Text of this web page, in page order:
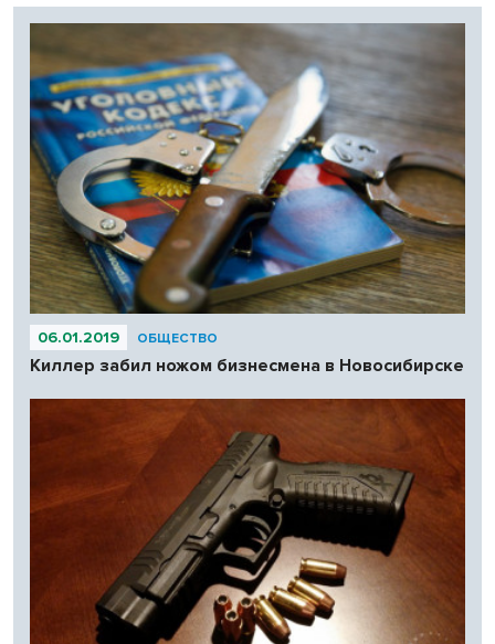
06.01.2019 ОБЩЕСТВО
Киллер забил ножом бизнесмена в Новосибирске